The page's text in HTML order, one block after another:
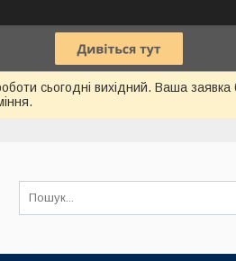
сьогодні вихідний. Ваша